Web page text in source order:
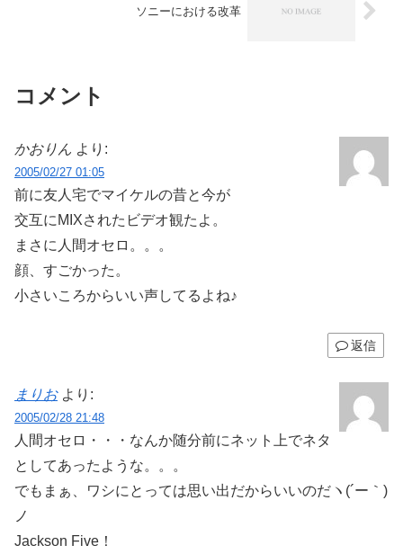
ソニーにおける改革
コメント
かおりん より:
2005/02/27 01:05
前に友人宅でマイケルの昔と今が
交互にMIXされたビデオ観たよ。
まさに人間オセロ。。。
顔、すごかった。
小さいころからいい声してるよね♪
返信
まりお より:
2005/02/28 21:48
人間オセロ・・・なんか随分前にネット上でネタ
としてあったような。。。
でもまぁ、ワシにとっては思い出だからいいのだヽ(´ー｀)
ノ
Jackson Five！